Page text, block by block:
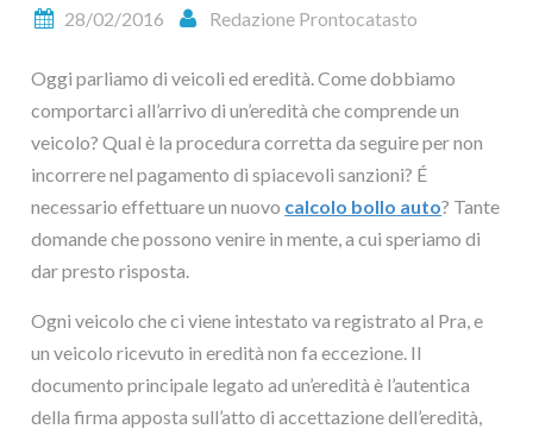
28/02/2016 Redazione Prontocatasto
Oggi parliamo di veicoli ed eredità. Come dobbiamo
comportarci all’arrivo di un’eredità che comprende un
veicolo? Qual è la procedura corretta da seguire per non
incorrere nel pagamento di spiacevoli sanzioni? É
necessario effettuare un nuovo calcolo bollo auto? Tante
domande che possono venire in mente, a cui speriamo di
dar presto risposta.
Ogni veicolo che ci viene intestato va registrato al Pra, e
un veicolo ricevuto in eredità non fa eccezione. Il
documento principale legato ad un’eredità è l’autentica
della firma apposta sull’atto di accettazione dell’eredità,